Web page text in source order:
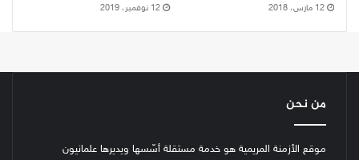
12 مارس، 2018 12 نوفمبر، 2019
من نحن
موقع الأزمنة المريمية هو خدمة مستقلة أسّسها ويديرها علمانيون